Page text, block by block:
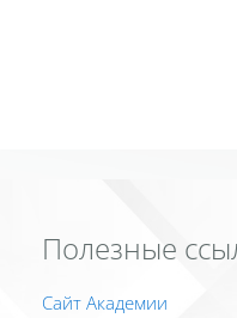
Полезные
Сайт Академии